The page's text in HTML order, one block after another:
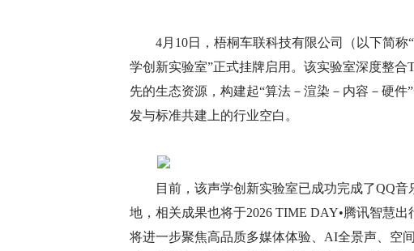
4月10日，梧桐车联科技有限公司（以下简
学创新实验室”正式挂牌启用。该实验室深度整
先的生态资源，构建起“算法－渲染－内容－硬
发与标准共建上的行业空白。
目前，该声学创新实验室已成功完成了QQ
地，相关成果也将于2026 TIME DAY•腾讯智慧
将进一步聚焦高品质多媒体体验、AI全景声、空